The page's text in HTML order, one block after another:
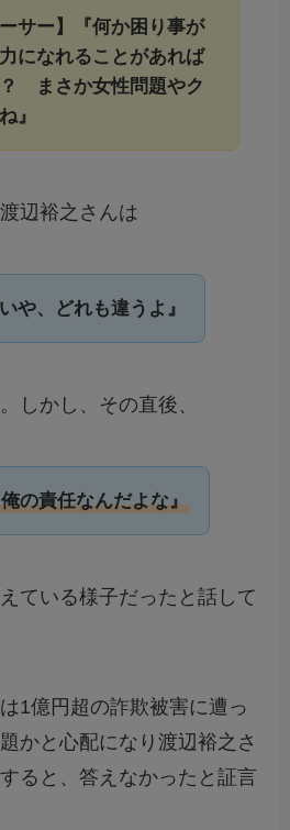
サー】『何か困り事が
になれることがあれば
まさか女性問題やク
』
辺裕之さんは
や、どれも違うよ』
しかし、その直後、
の責任なんだよな』
ている様子だったと話して
1億円超の詐欺被害に遭っ
かと心配になり渡辺裕之さ
ると、答えなかったと証言